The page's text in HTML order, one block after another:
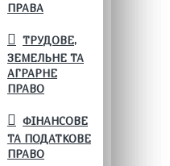
ПРАВА
ТРУДОВЕ,
ЗЕМЕЛЬНЕ ТА
АГРАРНЕ
ПРАВО
ФІНАНСОВЕ
ТА ПОДАТКОВЕ
ПРАВО